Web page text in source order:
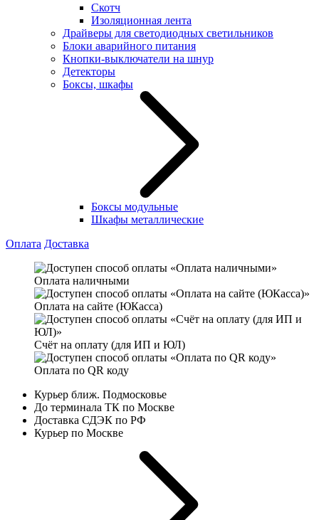
Скотч
Изоляционная лента
Драйверы для светодиодных светильников
Блоки аварийного питания
Кнопки-выключатели на шнур
Детекторы
Боксы, шкафы
Боксы модульные
Шкафы металлические
Оплата Доставка
Оплата наличными
Оплата на сайте (ЮКасса)
Счёт на оплату (для ИП и ЮЛ)
Оплата по QR коду
Курьер ближ. Подмосковье
До терминала ТК по Москве
Доставка СДЭК по РФ
Курьер по Москве